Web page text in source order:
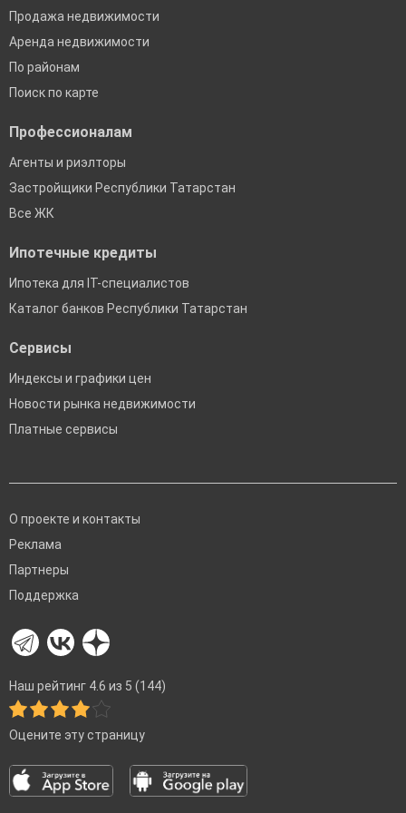
Продажа недвижимости
Аренда недвижимости
По районам
Поиск по карте
Профессионалам
Агенты и риэлторы
Застройщики Республики Татарстан
Все ЖК
Ипотечные кредиты
Ипотека для IT-специалистов
Каталог банков Республики Татарстан
Сервисы
Индексы и графики цен
Новости рынка недвижимости
Платные сервисы
О проекте и контакты
Реклама
Партнеры
Поддержка
Наш рейтинг 4.6 из 5 (144)
Оцените эту страницу